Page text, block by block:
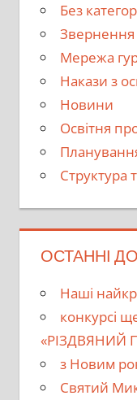
Без
Звернення
Мережа
Накази з
Новини
Освітня
Структура
ОСТАННІ
Наші
конкурсі
«РІЗДВЯНИЙ
з Новим
Святий